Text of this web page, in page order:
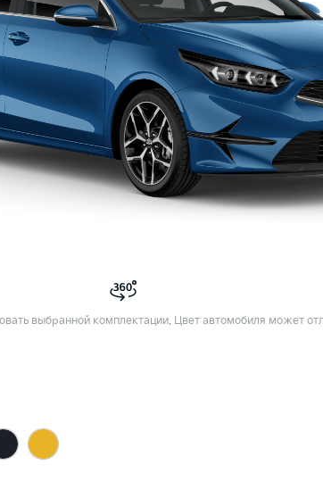
выбранной комплектации. Цвет автомобиля может